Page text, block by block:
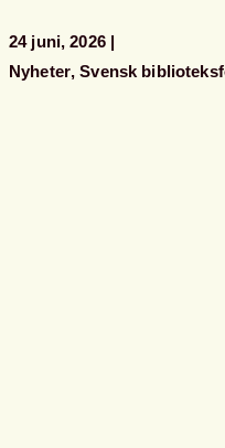
24 juni, 2026
Nyheter Svensk